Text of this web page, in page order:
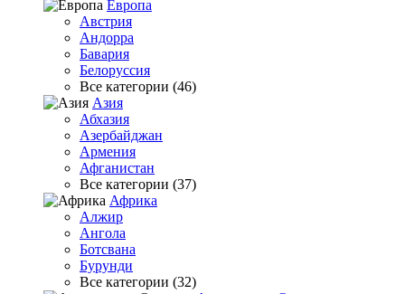
Европа
Австрия
Андорра
Бавария
Белоруссия
Все категории (46)
Азия
Абхазия
Азербайджан
Армения
Афганистан
Все категории (37)
Африка
Алжир
Ангола
Ботсвана
Бурунди
Все категории (32)